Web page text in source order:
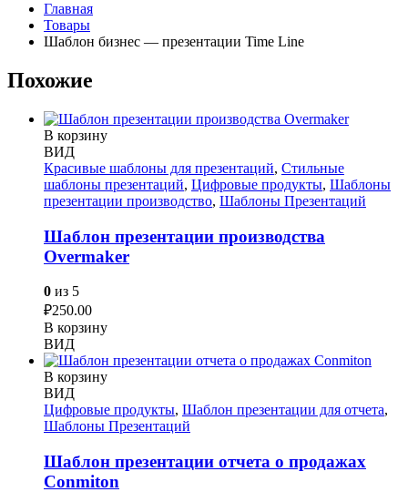
Главная
Товары
Шаблон бизнес — презентации Time Line
Похожие
В корзину
ВИД
Красивые шаблоны для презентаций, Стильные
шаблоны презентаций, Цифровые продукты, Шаблоны
презентации производство, Шаблоны Презентаций
Шаблон презентации производства
Overmaker
0 из 5
₽250.00
В корзину
ВИД
В корзину
ВИД
Цифровые продукты, Шаблон презентации для отчета,
Шаблоны Презентаций
Шаблон презентации отчета о продажах
Conmiton